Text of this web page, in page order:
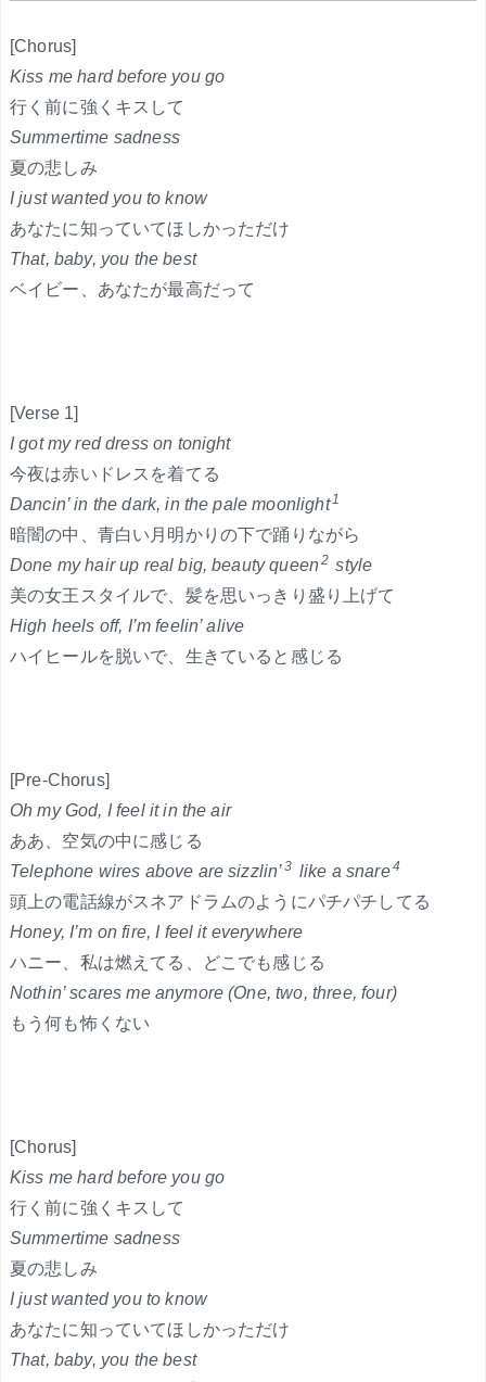
[Chorus]
Kiss me hard before you go
行く前に強くキスして
Summertime sadness
夏の悲しみ
I just wanted you to know
あなたに知っていてほしかっただけ
That, baby, you the best
ベイビー、あなたが最高だって
[Verse 1]
I got my red dress on tonight
今夜は赤いドレスを着てる
Dancin’ in the dark, in the pale moonlight1
暗闇の中、青白い月明かりの下で踊りながら
Done my hair up real big, beauty queen2 style
美の女王スタイルで、髪を思いっきり盛り上げて
High heels off, I’m feelin’ alive
ハイヒールを脱いで、生きていると感じる
[Pre-Chorus]
Oh my God, I feel it in the air
ああ、空気の中に感じる
Telephone wires above are sizzlin’3 like a snare4
頭上の電話線がスネアドラムのようにパチパチしてる
Honey, I’m on fire, I feel it everywhere
ハニー、私は燃えてる、どこでも感じる
Nothin’ scares me anymore (One, two, three, four)
もう何も怖くない
[Chorus]
Kiss me hard before you go
行く前に強くキスして
Summertime sadness
夏の悲しみ
I just wanted you to know
あなたに知っていてほしかっただけ
That, baby, you the best